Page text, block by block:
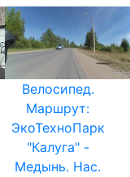
Велосипед.
Маршрут:
ЭкоТехноПарк
"Калуга" -
Медынь. Нас.